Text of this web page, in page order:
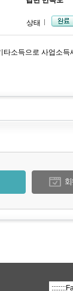
상태
소득으로 사업소득